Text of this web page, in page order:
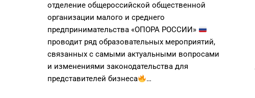
отделение общероссийской общественной
организации малого и среднего
предпринимательства «ОПОРА РОССИИ»
проводит ряд образовательных мероприятий,
связанных с самыми актуальными вопросами
и изменениями законодательства для
представителей бизнеса
…